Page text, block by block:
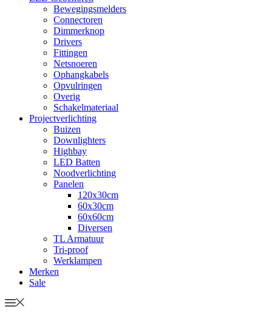
Bewegingsmelders
Connectoren
Dimmerknop
Drivers
Fittingen
Netsnoeren
Ophangkabels
Opvulringen
Overig
Schakelmateriaal
Projectverlichting
Buizen
Downlighters
Highbay
LED Batten
Noodverlichting
Panelen
120x30cm
60x30cm
60x60cm
Diversen
TL Armatuur
Tri-proof
Werklampen
Merken
Sale